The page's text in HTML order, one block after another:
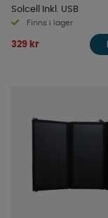
Solcell Inkl. USB
Finns i lager
329 kr